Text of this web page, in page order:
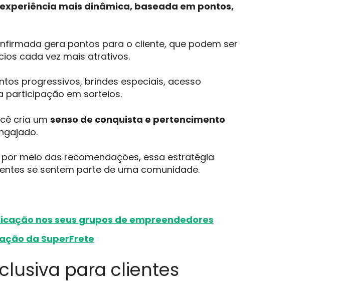
experiência mais dinâmica, baseada em pontos,
gera pontos para o cliente, que podem ser
cada vez mais atrativos.
progressivos, brindes especiais, acesso
participação em sorteios.
cria um senso de conquista e pertencimento
meio das recomendações, essa estratégia
se sentem parte de uma comunidade.
nos seus grupos de empreendedores
da SuperFrete
para clientes